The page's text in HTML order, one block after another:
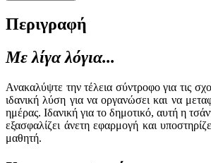
Περιγραφή
Με λίγα λόγια...
Ανακαλύψτε την τέλεια σύντροφο για τις
ιδανική λύση για να οργανώσει και να
ημέρας. Ιδανική για το δημοτικό, αυτή η
εξασφαλίζει άνετη εφαρμογή και
μαθητή.